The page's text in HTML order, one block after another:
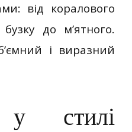
від коралового
до м’ятного.
і виразний
стилі